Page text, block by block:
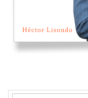
Héctor Lisondo